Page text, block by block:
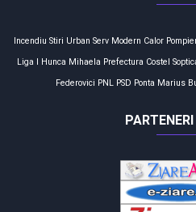
Incendiu Stiri Urban Serv Modern Calor
Liga I Hunca Mihaela Prefectura Costel
Federovici PNL PSD Ponta Marius